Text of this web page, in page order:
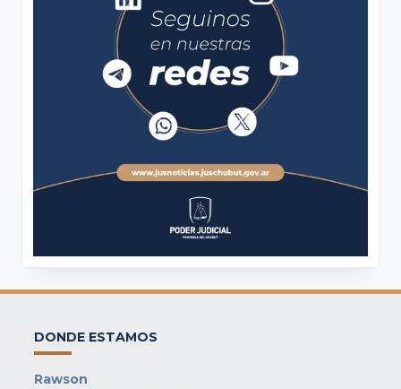
DONDE ESTAMOS
Rawson